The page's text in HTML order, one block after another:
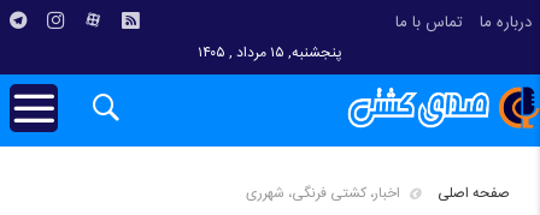
درباره ما تماس با ما
پنجشنبه, ۱۵ مرداد , ۱۴۰۵
صفحه اصلی اخبار، کشتی فرنگی، شهرری